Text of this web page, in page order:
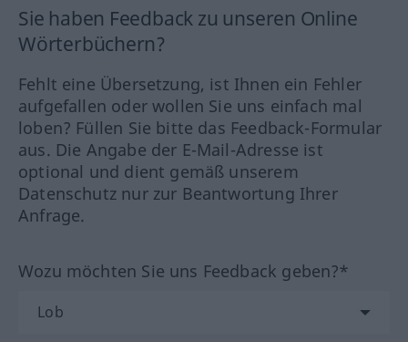
Sie haben Feedback zu unseren Online
Wörterbüchern?
Fehlt eine Übersetzung, ist Ihnen ein Fehler
aufgefallen oder wollen Sie uns einfach mal
loben? Füllen Sie bitte das Feedback-Formular
aus. Die Angabe der E-Mail-Adresse ist
optional und dient gemäß unserem
Datenschutz nur zur Beantwortung Ihrer
Anfrage.
Wozu möchten Sie uns Feedback geben?*